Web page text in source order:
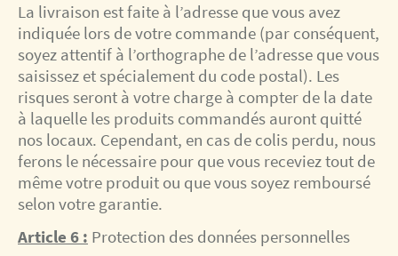
La livraison est faite à l’adresse que vous avez
indiquée lors de votre commande (par conséquent,
soyez attentif à l’orthographe de l’adresse que vous
saisissez et spécialement du code postal). Les
risques seront à votre charge à compter de la date
à laquelle les produits commandés auront quitté
nos locaux. Cependant, en cas de colis perdu, nous
ferons le nécessaire pour que vous receviez tout de
même votre produit ou que vous soyez remboursé
selon votre garantie.
Article 6 : Protection des données personnelles